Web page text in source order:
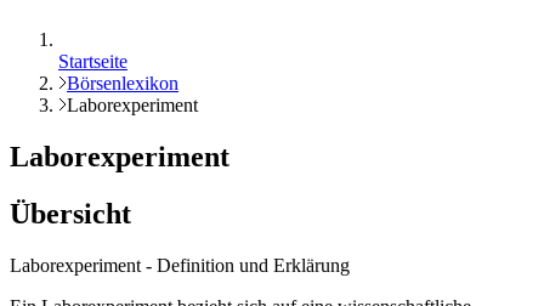
Startseite
Börsenlexikon
Laborexperiment
Laborexperiment
Übersicht
Laborexperiment - Definition und Erklärung